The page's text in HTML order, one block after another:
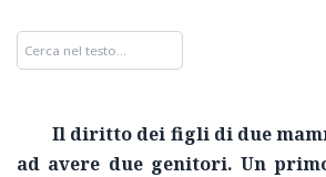
Il diritto dei figli di due
ad avere due genitori. Un